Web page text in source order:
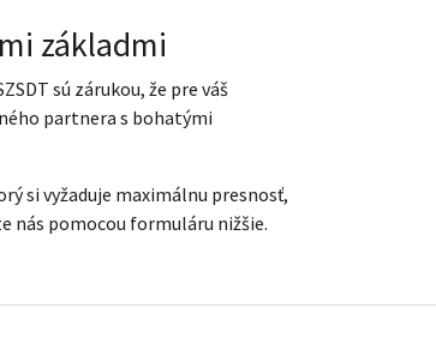
základmi
sú zárukou, že pre váš
partnera s bohatými
si vyžaduje maximálnu presnosť,
nás pomocou formuláru nižšie.